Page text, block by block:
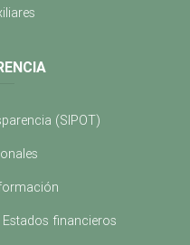
(SIPOT)
financieros